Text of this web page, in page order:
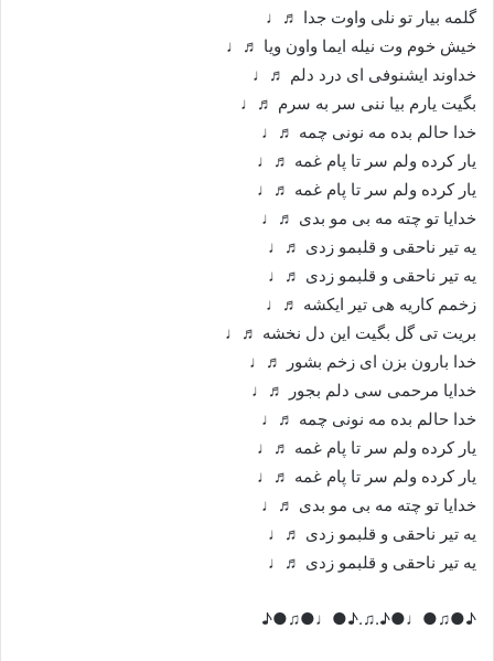
گلمه بیار تو نلی واوت جدا ♬♩
خیش خوم وت نیله ایما واون ویا ♬♩
خداوند ایشنوفی ای درد دلم ♬♩
بگیت یارم بیا ننی سر به سرم ♬♩
خدا حالم بده مه نونی چمه ♬♩
یار کرده ولم سر تا پام غمه ♬♩
یار کرده ولم سر تا پام غمه ♬♩
خدایا تو چته مه بی مو بدی ♬♩
یه تیر ناحقی و قلبمو زدی ♬♩
یه تیر ناحقی و قلبمو زدی ♬♩
زخمم کاریه هی تیر ایکشه ♬♩
بریت تی گل بگیت این دل نخشه ♬♩
خدا بارون بزن ای زخم بشور ♬♩
خدایا مرحمی سی دلم بجور ♬♩
خدا حالم بده مه نونی چمه ♬♩
یار کرده ولم سر تا پام غمه ♬♩
یار کرده ولم سر تا پام غمه ♬♩
خدایا تو چته مه بی مو بدی ♬♩
یه تیر ناحقی و قلبمو زدی ♬♩
یه تیر ناحقی و قلبمو زدی ♬♩
♪●♫●♩●♪.♫.♪●♩●♫●♪